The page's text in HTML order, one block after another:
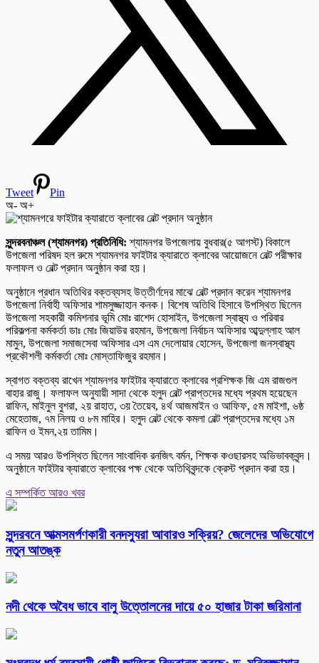
Tweet
Pin
অ- অ+
সুন্দরবনাঞ্চল (শ্যামনগর) প্রতিনিধি: শ্যামনগর উপজেলায় বুধবার(৫ আগস্ট) বিকালে
উপজেলা পরিষদ হল রুমে শ্যামনগর ফাইটার ক্যারাতে ক্লাবের আয়োজনে বেল্ট পরীক্ষার
ফলাফল ও বেল্ট প্রদান অনুষ্ঠান করা হয়।
অনুষ্ঠানে প্রধান অতিথির বক্তব্যসহ উত্তীর্ণদের মাঝে বেল্ট প্রদান করেন শ্যামনগর
উপজেলা নির্বাহী অফিসার শামসুজ্জাহান কনক। বিশেষ অতিথি হিসাবে উপস্থিত ছিলেন
উপজেলা সহকারী কমিশনার ভূমি মোঃ রাশেদ হোসাইন, উপজেলা স্বাস্থ্য ও পরিবার
পরিকল্পনা কর্মকর্তা ডাঃ মোঃ জিয়াউর রহমান, উপজেলা নির্বাচন অফিসার আব্দুল্লাহ আল
মামুন, উপজেলা সমাজসেবা অফিসার এস এম দেলোয়ার হোসেন, উপজেলা জনস্বাস্থ্য
প্রকৌশলী কর্মকর্তা মোঃ মোস্তাফিজুর রহমান।
স্বাগত বক্তব্য রাখেন শ্যামনগর ফাইটার ক্যারাতে ক্লাবের প্রশিক্ষক জি এম রাজগুল
বাহার রাজু। ফলাফল অনুযায়ী সাদা থেকে হলুদ বেল্ট প্রাপ্তদের মধ্যে প্রথম হয়েছেন
রাফিন, মাইনুল বুশরা, ২য় রাহাত, ৩য় তৈয়েব, ৪র্থ আজমাইন ও আফিফ, ৫ম মাইশা, ৬ষ্ঠ
মেহেতাজ, ৭ম নিলয় ও ৮ম মাহির। হলুদ বেল্ট থেকে কমলা বেল্ট প্রাপ্তদের মধ্যে ১ম
রাফিন ও ইমন,২য় তামিম।
এ সময় আরও উপস্থিত ছিলেন সাংবাদিক রনজিৎ বর্মন, শিক্ষক কওছারসহ অভিভাবকবৃন্দ।
অনুষ্ঠানে ফাইটার ক্যারাতে ক্লাবের পক্ষ থেকে অতিথিবৃন্দকে ক্রেস্ট প্রদান করা হয়।
এ সম্পর্কিত আরও খবর
সুন্দরবনে আত্মসমর্পণকারী বনদস্যুরা আবারও সক্রিয়? জেলেদের অভিযোগে
নতুন আতঙ্ক
নদী থেকে অবৈধ ভাবে বালু উত্তোলনের দায়ে ৫০ হাজার টাকা জরিমানা